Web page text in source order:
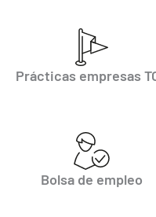
Prácticas empresas
Bolsa de empleo